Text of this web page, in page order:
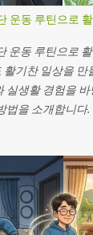
운동 루틴으로
운동 루틴으로
활기찬 일상을
실생활 경험을
법을 소개합니다
는 생각이 들곤
체험하면서,
제인, 그리고 우
식단과 운동 루